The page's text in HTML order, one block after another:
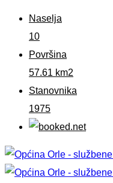
Naselja
10
Površina
57.61 km2
Stanovnika
1975